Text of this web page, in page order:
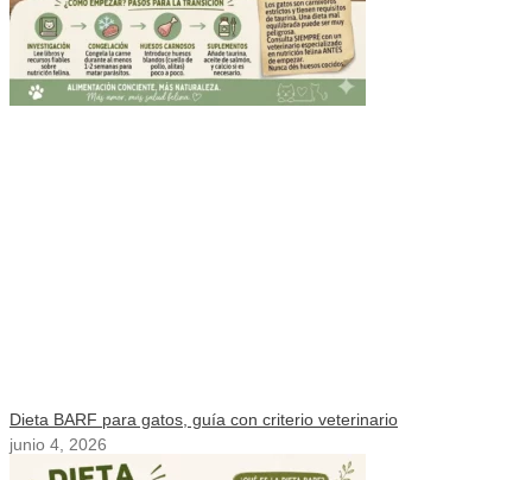
Dieta BARF para gatos, guía con criterio veterinario
junio 4, 2026